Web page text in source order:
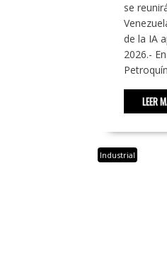
se
de la IA
2026.-
LEER
Industrial